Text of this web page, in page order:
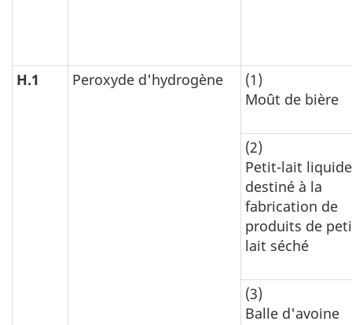
H.1 Peroxyde d'hydrogène
(1)
Moût de bière
(2)
Petit-lait liquide
destiné à la
fabrication de
produits de
lait séché
(3)
Balle d'avoine